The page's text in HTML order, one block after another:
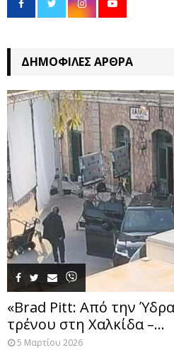
ΔΗΜΟΦΙΛΈΣ ΆΡΘΡΑ
«Brad Pitt: Από την
τρένου στη Χαλκίδα –...
5 Μαρτίου 2026